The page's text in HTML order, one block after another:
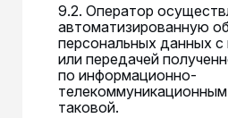
9.2. Оператор
автоматизированную
персональных данных
или передачей
по информационно-
таковой.